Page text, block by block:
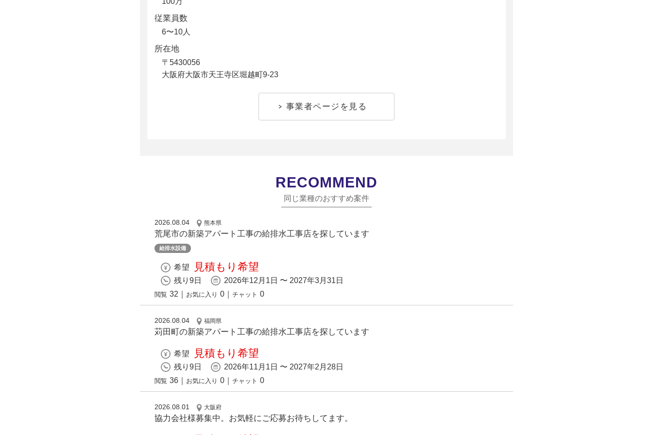
従業員数
6〜10人
所在地
〒5430056
大阪府大阪市天王寺区堀越町9-23
事業者ページを見る
RECOMMEND
同じ業種のおすすめ案件
2026.08.04 熊本県
荒尾市の新築アパート工事の給排水工事店を探しています
給排水設備
希望 見積もり希望
残り9日 2026年12月1日 〜 2027年3月31日
閲覧 32 お気に入り 0 チャット 0
2026.08.04 福岡県
苅田町の新築アパート工事の給排水工事店を探しています
希望 見積もり希望
残り9日 2026年11月1日 〜 2027年2月28日
閲覧 36 お気に入り 0 チャット 0
2026.08.01 大阪府
協力会社様募集中。お気軽にご応募お待ちしてます。